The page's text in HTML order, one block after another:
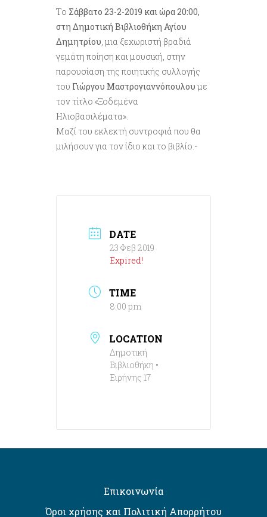
Το Σάββατο 23-2-2019 και ώρα 20:00,
στη Δημοτική Βιβλιοθήκη Αγίου
Δημητρίου, μια ξεχωριστή βραδιά
γεμάτη ποίηση και μουσική, στην
παρουσίαση της ποιητικής συλλογής
του Γιώργου Μαστρογιαννόπουλου με
τον τίτλο «Ξοδεμένα
Ηλιοβασιλέματα».
Μαζί του εκλεκτή συντροφιά που θα
μιλήσουν για τον ίδιο και το βιβλίο.-
DATE
23 Φεβ 2019
Expired!
TIME
8:00 pm
LOCATION
Δημοτική
Βιβλιοθήκη •
Ειρήνης 17
Επικοινωνία
Όροι χρήσης και Πολιτική Απορρήτου